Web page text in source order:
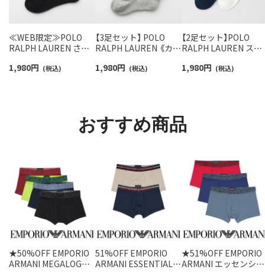
≪WEB限定≫POLO
RALPH LAUREN さら
スニーカー丈ソックス
1,980円 (税込)
【3足セット】 POLO
RALPH LAUREN 《カラ
ンポイントソックス シ
1,980円 (税込)
【2足セット】POLO
RALPH LAUREN スタ
ロベア オーガニック
1,980円 (税込)
おすすめ商品
★50%OFF EMPORIO
ARMANI MEGALOGO
51%OFF EMPORIO
ARMANI ESSENTIAL
★51%OFF EMPORIO
ARMANI エッセンシャ